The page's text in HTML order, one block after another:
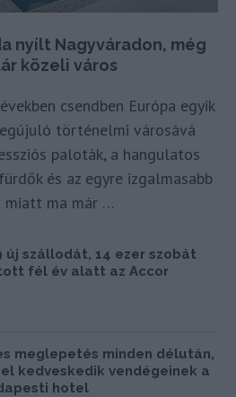
nyílt Nagyváradon, még
közeli város
csendben Európa egyik
történelmi városává
paloták, a hangulatos
és az egyre izgalmasabb
miatt ma már …
új szállodát, 14 ezer szobát
fél év alatt az Accor
meglepetés minden délután,
kedveskedik vendégeinek a
hotel